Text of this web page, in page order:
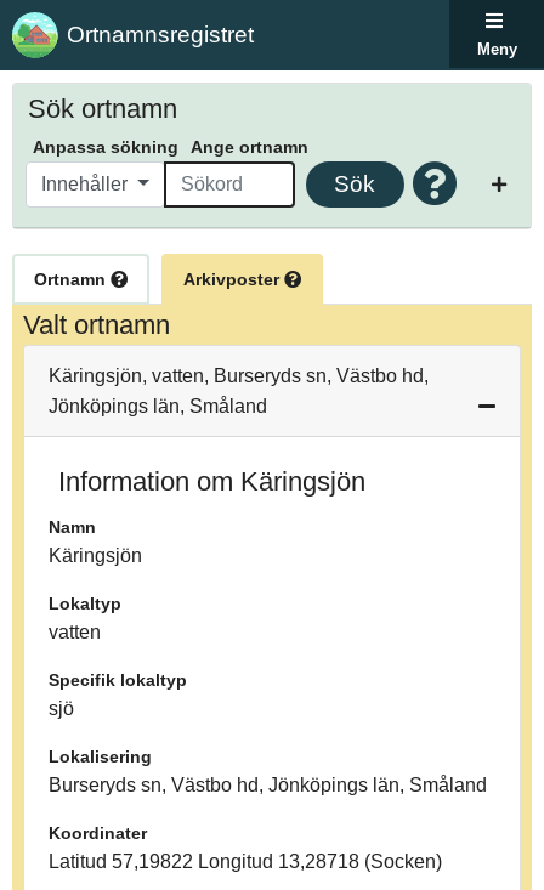
Ortnamnsregistret
Meny
Sök ortnamn
Anpassa sökning Ange ortnamn
Innehåller Sök
Ortnamn Arkivposter
Valt ortnamn
Käringsjön, vatten, Burseryds sn, Västbo hd,
Jönköpings län, Småland
Information om Käringsjön
Namn
Käringsjön
Lokaltyp
vatten
Specifik lokaltyp
sjö
Lokalisering
Burseryds sn, Västbo hd, Jönköpings län, Småland
Koordinater
Latitud 57,19822 Longitud 13,28718 (Socken)